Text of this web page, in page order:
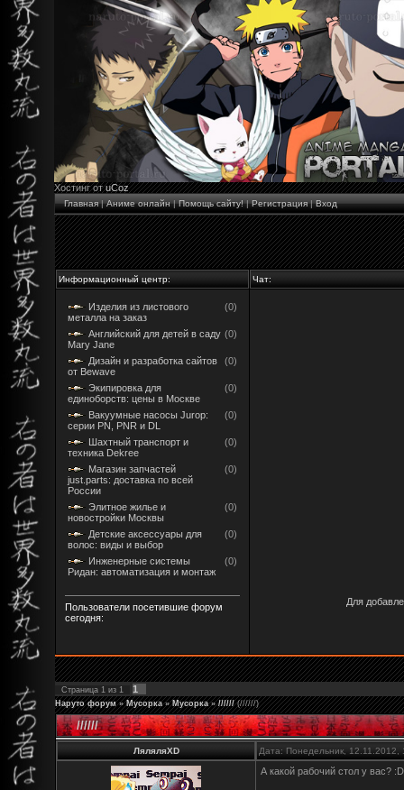
Хостинг отuCoz
Главная|Аниме онлайн|Помощь сайту!|Регистрация|Вход
Информационный центр: Чат:
Изделия из листового
металла на заказ
(0)
Английский для детей в саду
Mary Jane
(0)
Дизайн и разработка сайтов
от Bewave
(0)
Экипировка для
единоборств: цены в Москве
(0)
Вакуумные насосы Jurop:
серии PN, PNR и DL
(0)
Шахтный транспорт и
техника Dekree
(0)
Магазин запчастей
just.parts: доставка по всей
России
(0)
Элитное жилье и
новостройки Москвы
(0)
Детские аксессуары для
волос: виды и выбор
(0)
Инженерные системы
Ридан: автоматизация и монтаж
(0)
Пользователи посетившие форум
сегодня:
Для
Страница 1 из 1 1
Наруто форум » Мусорка » Мусорка » ////// (//////)
//////
ЛяляляXD Дата: Понедельник,
А какой рабочий стол у вас? :D